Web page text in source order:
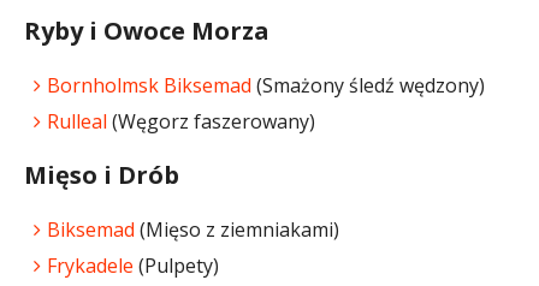
Ryby i Owoce Morza
Bornholmsk Biksemad (Smażony śledź wędzony)
Rulleal (Węgorz faszerowany)
Mięso i Drób
Biksemad (Mięso z ziemniakami)
Frykadele (Pulpety)